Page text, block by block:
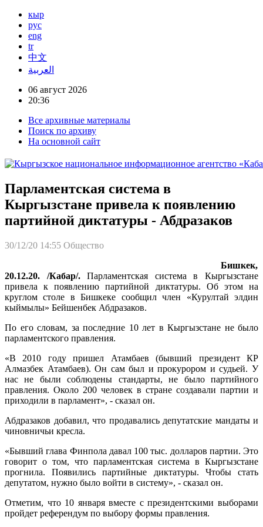
кыр
рус
eng
tr
中文
العربية
06 август 2026
20:36
Все архивные материалы
Поиск по архиву
На основной сайт
Парламентская система в
Кыргызстане привела к появлению
партийной диктатуры - Абдразаков
30/12/20 14:55 Общество
Бишкек,
20.12.20. /Кабар/.Парламентская система в Кыргызстане
привела к появлению партийной диктатуры. Об этом на
круглом столе в Бишкеке сообщил член «Курултай элдин
кыймылы» Бейшенбек Абдразаков.
По его словам, за последние 10 лет в Кыргызстане не было
парламентского правления.
«В 2010 году пришел Атамбаев (бывший президент КР
Алмазбек Атамбаев). Он сам был и прокурором и судьей. У
нас не были соблюдены стандарты, не было партийного
правления. Около 200 человек в стране создавали партии и
приходили в парламент», - сказал он.
Абдразаков добавил, что продавались депутатские мандаты и
чиновничьи кресла.
«Бывший глава Финпола давал 100 тыс. долларов партии. Это
говорит о том, что парламентская система в Кыргызстане
прогнила. Появились партийные диктатуры. Чтобы стать
депутатом, нужно было войти в систему», - сказал он.
Отметим, что 10 января вместе с президентскими выборами
пройдет референдум по выбору формы правления.